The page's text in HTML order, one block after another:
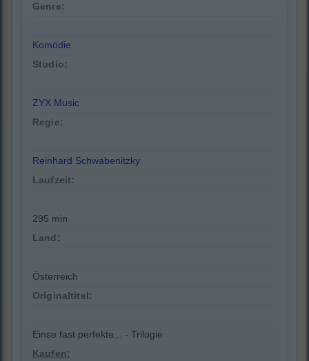
Genre:
Komödie
Studio:
ZYX Music
Regie:
Reinhard Schwabenitzky
Laufzeit:
295 min
Land:
Österreich
Originaltitel:
Einse fast perfekte... - Trilogie
Kaufen: